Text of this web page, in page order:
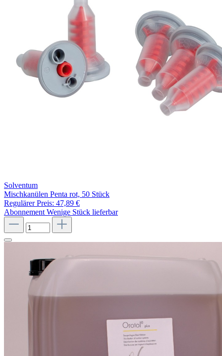
Solventum
Mischkanülen Penta rot, 50 Stück
Regulärer Preis: 47,89 €
Abonnement Wenige Stück lieferbar